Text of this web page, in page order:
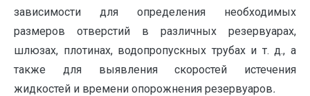
зависимости для определения необходимых
размеров отверстий в различных резервуарах,
шлюзах, плотинах, водопропускных трубах и т. д., а
также для выявления скоростей истечения
жидкостей и времени опорожнения резервуаров.